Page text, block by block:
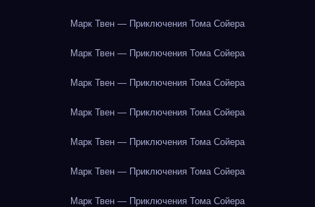
Марк Твен — Приключения Тома Сойера
Марк Твен — Приключения Тома Сойера
Марк Твен — Приключения Тома Сойера
Марк Твен — Приключения Тома Сойера
Марк Твен — Приключения Тома Сойера
Марк Твен — Приключения Тома Сойера
Марк Твен — Приключения Тома Сойера